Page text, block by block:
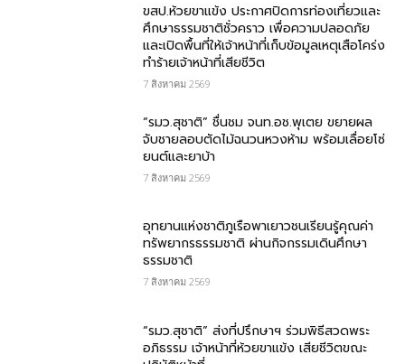
ขสป.ห้วยขาแข้ง ประกาศปิดการท่องเที่ยวและ
ศึกษาธรรมชาติชั่วคราว เพื่อความปลอดภัย
และเปิดพื้นที่ให้เจ้าหน้าที่เก็บข้อมูลเหตุเสือโคร่ง
ทำร้ายเจ้าหน้าที่เสียชีวิต
7 สิงหาคม 2569
“รมว.สุชาติ” ชื่นชม​ จนท.อช.พุเตย​ ขยายผล
จับชายลอบตัดไม้ฉนวนหวงห้าม พร้อมเลื่อยโซ่
ยนต์และยาบ้า
7 สิงหาคม 2569
อุทยานแห่งชาติภูเรือพาเยาวชนเรียนรู้คุณค่า
ทรัพยากรธรรมชาติ ผ่านกิจกรรมเดินศึกษา
ธรรมชาติ
7 สิงหาคม 2569
“รมว.สุชาติ” ส่งที่ปรึกษาฯ ร่วมพิธีสวดพระ
อภิธรรม เจ้าหน้าที่ห้วยขาแข้ง เสียชีวิตขณะ